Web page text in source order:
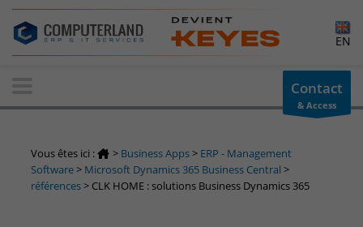
Contact-us
Information request
contact us
+32(0)800 12 512
EN
Contact
& Access
Vous êtes ici : > Business Apps> ERP - Management
Software> Microsoft Dynamics 365 Business Central >
références> CLK HOME : solutions Business Dynamics 365